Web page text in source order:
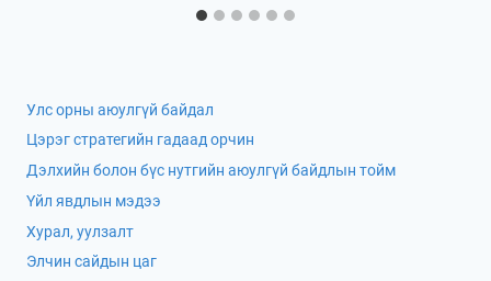
Улс орны аюулгүй байдал
Цэрэг стратегийн гадаад орчин
Дэлхийн болон бүс нутгийн аюулгүй байдлын тойм
Үйл явдлын мэдээ
Хурал, уулзалт
Элчин сайдын цаг